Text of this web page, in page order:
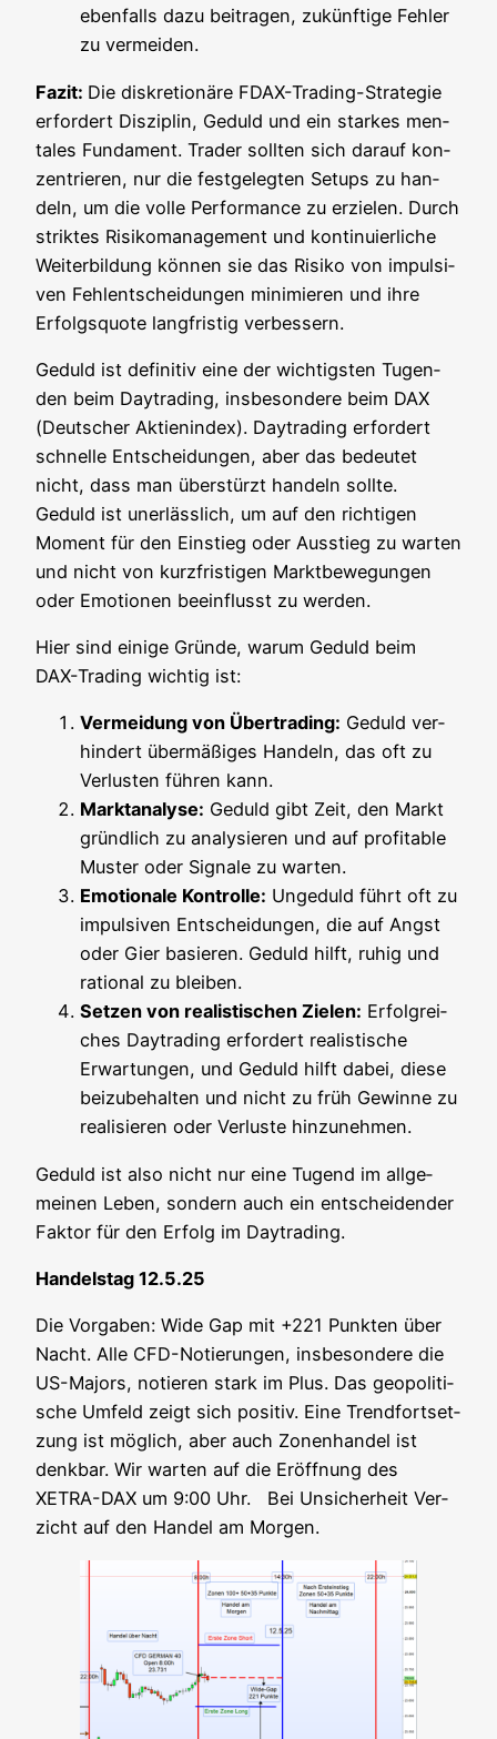
eben­falls dazu bei­tra­gen, zukünf­ti­ge Feh­ler
zu vermeiden.
Fazit: Die dis­kre­tio­nä­re FDAX-Tra­ding-Stra­te­gie
erfor­dert Dis­zi­plin, Geduld und ein star­kes men­
ta­les Fun­da­ment. Trader soll­ten sich dar­auf kon­
zen­trie­ren, nur die fest­ge­leg­ten Set­ups zu han­
deln, um die vol­le Per­for­mance zu erzie­len. Durch
strik­tes Risi­ko­ma­nage­ment und kon­ti­nu­ier­li­che
Wei­ter­bil­dung kön­nen sie das Risi­ko von impul­si­
ven Fehl­ent­schei­dun­gen mini­mie­ren und ihre
Erfolgs­quo­te lang­fris­tig verbessern.
Geduld ist defi­ni­tiv eine der wich­tigs­ten Tugen­
den beim Day­tra­ding, ins­be­son­de­re beim DAX
(Deut­scher Akti­en­in­dex). Day­tra­ding erfor­dert
schnel­le Ent­schei­dun­gen, aber das bedeu­tet
nicht, dass man über­stürzt han­deln soll­te.
Geduld ist uner­läss­lich, um auf den rich­ti­gen
Moment für den Ein­stieg oder Aus­stieg zu war­ten
und nicht von kurz­fris­ti­gen Markt­be­we­gun­gen
oder Emo­tio­nen beein­flusst zu werden.
Hier sind eini­ge Grün­de, war­um Geduld beim
DAX-Tra­ding wich­tig ist:
Ver­mei­dung von Über­tra­ding: Geduld ver­
hin­dert über­mä­ßi­ges Han­deln, das oft zu
Ver­lus­ten füh­ren kann.
Markt­ana­ly­se: Geduld gibt Zeit, den Markt
gründ­lich zu ana­ly­sie­ren und auf pro­fi­ta­ble
Mus­ter oder Signa­le zu warten.
Emo­tio­na­le Kon­trol­le: Unge­duld führt oft zu
impul­si­ven Ent­schei­dun­gen, die auf Angst
oder Gier basie­ren. Geduld hilft, ruhig und
ratio­nal zu bleiben.
Set­zen von rea­lis­ti­schen Zie­len: Erfolg­rei­
ches Day­tra­ding erfor­dert rea­lis­ti­sche
Erwar­tun­gen, und Geduld hilft dabei, die­se
bei­zu­be­hal­ten und nicht zu früh Gewin­ne zu
rea­li­sie­ren oder Ver­lus­te hinzunehmen.
Geduld ist also nicht nur eine Tugend im all­ge­
mei­nen Leben, son­dern auch ein ent­schei­den­der
Fak­tor für den Erfolg im Daytrading.
Han­dels­tag 12.5.25
Die Vor­ga­ben: Wide Gap mit +221 Punk­ten über
Nacht. Alle CFD-Notie­run­gen, ins­be­son­de­re die
US-Majors, notie­ren stark im Plus. Das geo­po­li­ti­
sche Umfeld zeigt sich posi­tiv. Eine Trend­fort­set­
zung ist mög­lich, aber auch Zonen­han­del ist
denk­bar. Wir war­ten auf die Eröff­nung des
XETRA-DAX um 9:00 Uhr. Bei Unsi­cher­heit Ver­
zicht auf den Han­del am Morgen.